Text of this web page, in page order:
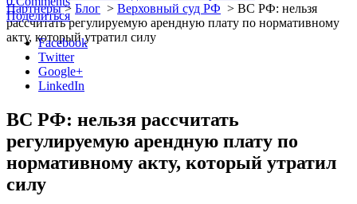
Партнеры> Блог > Верховный суд РФ > ВС РФ: нельзя
рассчитать регулируемую арендную плату по нормативному
акту, который утратил силу
Поделиться
Facebook
Twitter
Google+
LinkedIn
ВС РФ: нельзя рассчитать
регулируемую арендную плату по
нормативному акту, который утратил
силу